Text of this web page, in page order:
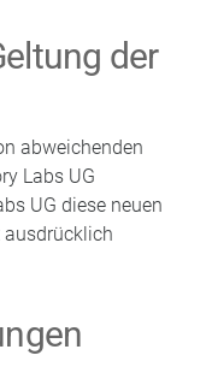
der
abweichenden
Labs UG
UG diese neuen
ausdrücklich